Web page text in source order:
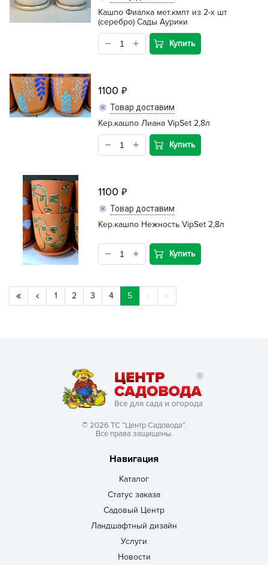
Кашпо Фиалка мет.кмпт из 2-х шт
(серебро) Сады Аурики
Купить
1100
Товар доставим
Кер.кашпо Лиана VipSet 2,8л
Купить
1100
Товар доставим
Кер.кашпо Нежность VipSet 2,8л
Купить
1 2 3 4 5
© 2026 ТС “Центр Садовода”.
Все права защищены.
Навигация
Каталог
Статус заказа
Садовый Центр
Ландшафтный дизайн
Услуги
Новости